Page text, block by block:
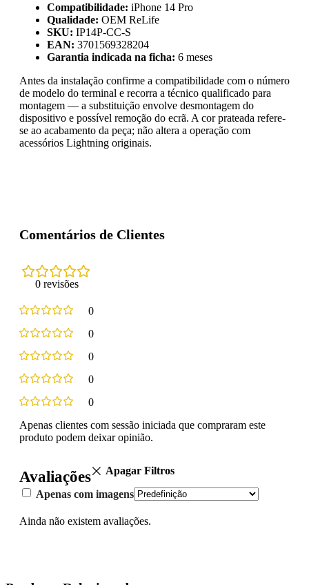
Compatibilidade: iPhone 14 Pro
Qualidade: OEM ReLife
SKU: IP14P-CC-S
EAN: 3701569328204
Garantia indicada na ficha: 6 meses
Antes da instalação confirme a compatibilidade com o número
de modelo do terminal e recorra a técnico qualificado para
montagem — a substituição envolve desmontagem do
dispositivo e possível remoção do ecrã. A cor prateada refere-
se ao acabamento da peça; não altera a operação com
acessórios Lightning originais.
Comentários de Clientes
0 revisões
0
0
0
0
0
Avaliações Apagar Filtros
Apenas com imagens
Ainda não existem avaliações.
Apenas clientes com sessão iniciada que compraram este
produto podem deixar opinião.